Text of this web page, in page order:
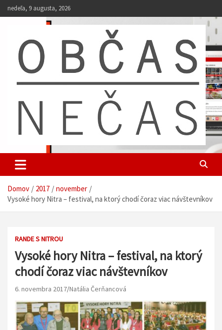
k
nedeľa, 9 augusta, 2026
Občas Nečas
Domov 2017
november
Vysoké hory Nitra – festival, na ktorý chodí čoraz viac návštevníkov
RANDE S NITROU
Vysoké hory Nitra – festival, na ktorý
chodí čoraz viac návštevníkov
6. novembra 2017 Natália Čerňancová